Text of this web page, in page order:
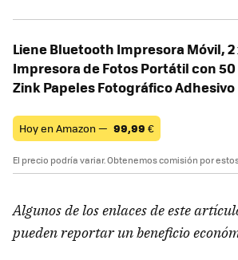
Liene Bluetooth Impresora Móvil, 2
Impresora de Fotos Portátil con 50
Zink Papeles Fotográfico Adhesivo
Hoy en Amazon — 99,99 €
El precio podría variar. Obtenemos comisión por
Algunos de los enlaces de este
pueden reportar un beneficio